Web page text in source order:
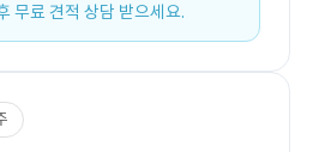
무료 견적 상담 받으세요.